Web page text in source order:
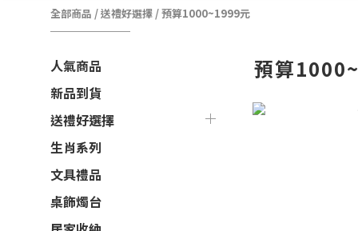
全部商品 /送禮好選擇 /預算1000~1999元
人氣商品
新品到貨
送禮好選擇
生肖系列
文具禮品
桌飾燭台
預算